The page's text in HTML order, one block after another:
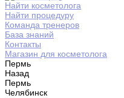
Найти косметолога
Найти процедуру
Команда тренеров
База знаний
Контакты
Магазин для косметолога
Пермь
Назад
Пермь
Челябинск